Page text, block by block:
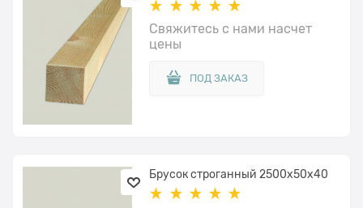
Свяжитесь с нами насчет
цены
ПОД ЗАКАЗ
Брусок строганный 2500x50x40